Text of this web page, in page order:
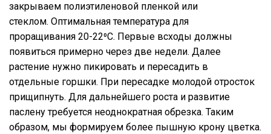
закрываем полиэтиленовой пленкой или
стеклом. Оптимальная температура для
проращивания 20-22⁰С. Первые всходы должны
появиться примерно через две недели. Далее
растение нужно пикировать и пересадить в
отдельные горшки. При пересадке молодой отросток
прищипнуть. Для дальнейшего роста и развитие
паслену требуется неоднократная обрезка. Таким
образом, мы формируем более пышную крону цветка.